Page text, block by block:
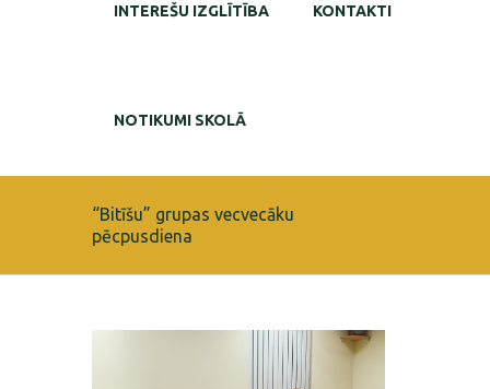
INTEREŠU IZGLĪTĪBA KONTAKTI
NOTIKUMI SKOLĀ
“Bitīšu” grupas vecvecāku
pēcpusdiena